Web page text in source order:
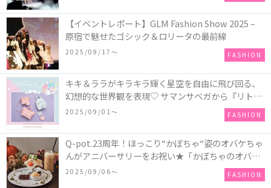
【イベントレポート】GLM Fashion Show 2025 –
原宿で魅せたゴシック＆ロリータの最前線
2025/09/17〜 FASHION
キキ＆ララがキラキラ輝く星空を自由に飛び回る、
幻想的な世界観を表現♡ サマンサベガから『リトル
ツインスターズ』50周年アニバーサリーイヤー』を
2025/09/01〜 FASHION
Q-pot.23周年！ほっこり“かぼちゃ“姿のオバケちゃ
んがアニバーサリーをお祝い★「かぼちゃのオバケ
ーキアクセサリー」が新発売！Q-pot CAFE.では
「かぼちゃのオバケーキプレート」も登場
2025/09/06〜 FASHION